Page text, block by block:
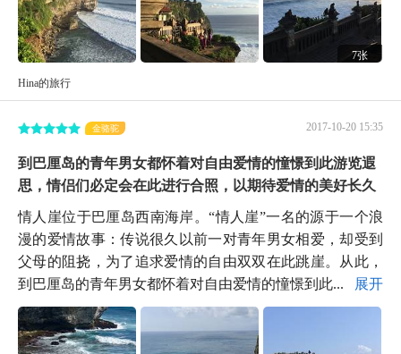
7张
Hina的旅行
2017-10-20 15:35
金骆驼
到巴厘岛的青年男女都怀着对自由爱情的憧憬到此游览遐
思，情侣们必定会在此进行合照，以期待爱情的美好长久
情人崖位于巴厘岛西南海岸。“情人崖”一名的源于一个浪
漫的爱情故事：传说很久以前一对青年男女相爱，却受到
父母的阻挠，为了追求爱情的自由双双在此跳崖。从此，
到巴厘岛的青年男女都怀着对自由爱情的憧憬到此...
展开